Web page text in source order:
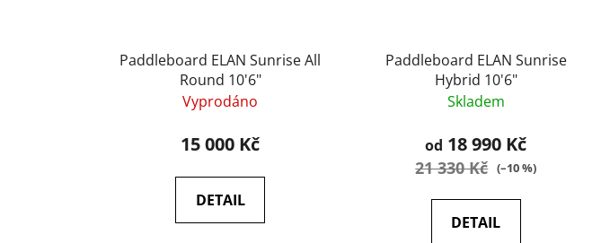
Paddleboard ELAN Sunrise All
Round 10'6"
Vyprodáno
15 000 Kč
DETAIL
Paddleboard ELAN Sunrise
Hybrid 10'6"
Skladem
od 18 990 Kč
21 330 Kč (–10 %)
DETAIL